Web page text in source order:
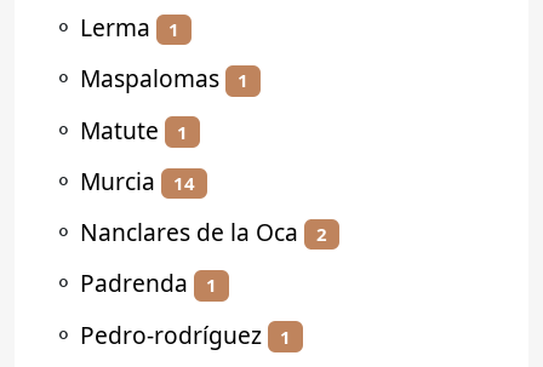
⚬ Lerma 1
⚬ Maspalomas 1
⚬ Matute 1
⚬ Murcia 14
⚬ Nanclares de la Oca 2
⚬ Padrenda 1
⚬ Pedro-rodríguez 1